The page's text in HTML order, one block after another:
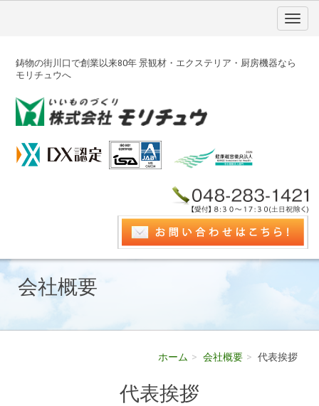
鋳物の街川口で創業以来80年 景観材・エクステリア・厨房機器なら
モリチュウへ
会社概要
ホーム 会社概要 代表挨拶
代表挨拶